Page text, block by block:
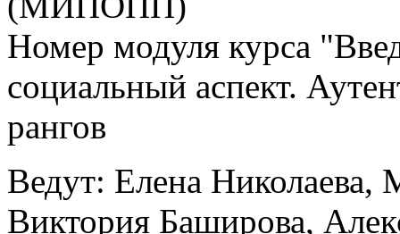
Номер модуля курса
социальный аспект.
рангов
Ведут: Елена Николаева,
Виктория Баширова,